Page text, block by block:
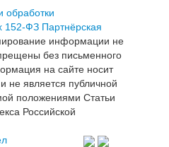
обработки
152-ФЗ Партнёрская
информации не
без письменного
на сайте носит
не является публичной
положениями Статьи
Российской